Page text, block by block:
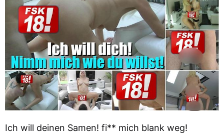
Ich will deinen Samen! fi** mich blank weg!